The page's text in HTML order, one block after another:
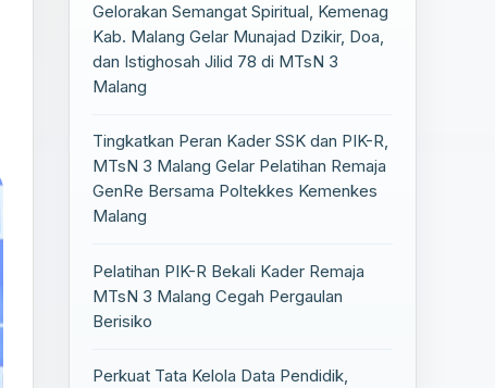
Gelorakan Semangat Spiritual, Kemenag
Kab. Malang Gelar Munajad Dzikir, Doa,
dan Istighosah Jilid 78 di MTsN 3
Malang
Tingkatkan Peran Kader SSK dan PIK-R,
MTsN 3 Malang Gelar Pelatihan Remaja
GenRe Bersama Poltekkes Kemenkes
Malang
Pelatihan PIK-R Bekali Kader Remaja
MTsN 3 Malang Cegah Pergaulan
Berisiko
Perkuat Tata Kelola Data Pendidik,